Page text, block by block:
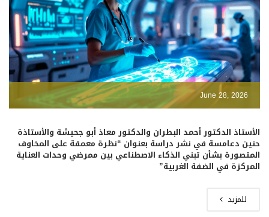
June 28, 2026
الأستاذ الدكتور أحمد البطران والدكتور معاذ أبو جحيشة والأستاذة
حنين دعامسة في نشر دراسة بعنوان “نظرة معمقة على المخاوف
المتصورة بشأن تبني الذكاء الاصطناعي بين ممرضي وحدات العناية
المركزة في الضفة الغربية”
للمزيد